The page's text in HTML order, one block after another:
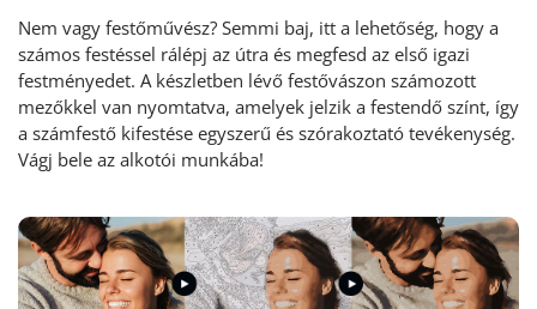
Nem vagy festőművész? Semmi baj, itt a lehetőség, hogy a
számos festéssel rálépj az útra és megfesd az első igazi
festményedet. A készletben lévő festővászon számozott
mezőkkel van nyomtatva, amelyek jelzik a festendő színt, így
a számfestő kifestése egyszerű és szórakoztató tevékenység.
Vágj bele az alkotói munkába!